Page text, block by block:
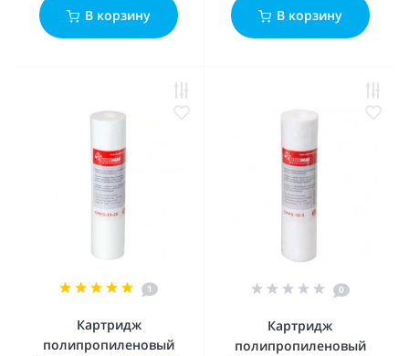
В корзину В корзину
1
Картридж
полипропиленовый
0
Картридж
полипропиленовый